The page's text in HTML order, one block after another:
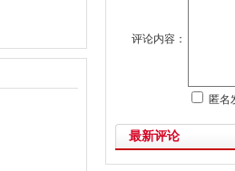
评论内容：
匿
最新评论